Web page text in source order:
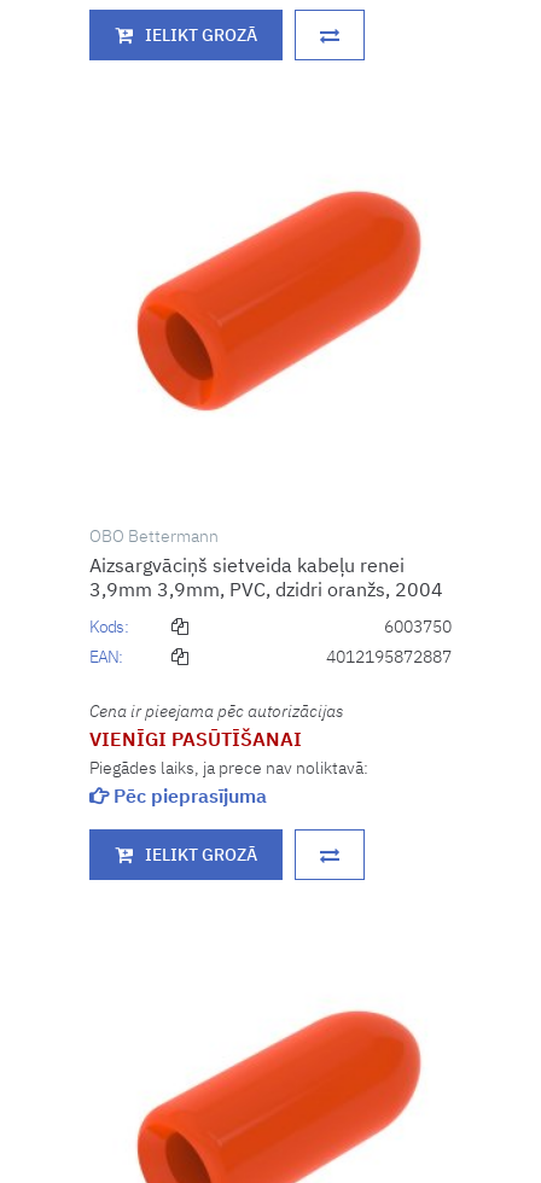
IELIKT GROZĀ
OBO Bettermann
Aizsargvāciņš sietveida kabeļu renei
3,9mm 3,9mm, PVC, dzidri oranžs, 2004
Kods:
6003750
EAN:
4012195872887
Cena ir pieejama pēc autorizācijas
VIENĪGI PASŪTĪŠANAI
Piegādes laiks, ja prece nav noliktavā:
Pēc pieprasījuma
IELIKT GROZĀ